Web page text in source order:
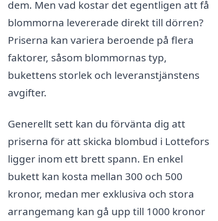
dem. Men vad kostar det egentligen att få
blommorna levererade direkt till dörren?
Priserna kan variera beroende på flera
faktorer, såsom blommornas typ,
bukettens storlek och leveranstjänstens
avgifter.
Generellt sett kan du förvänta dig att
priserna för att skicka blombud i Lottefors
ligger inom ett brett spann. En enkel
bukett kan kosta mellan 300 och 500
kronor, medan mer exklusiva och stora
arrangemang kan gå upp till 1000 kronor